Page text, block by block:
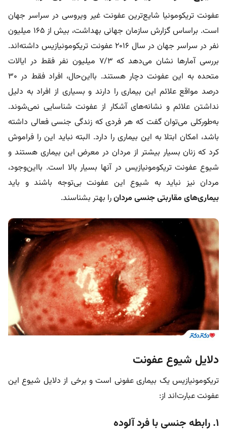
عفونت تریکومونیا شایع‌ترین عفونت غیر ویروسی در سراسر جهان
است. براساس گزارش سازمان جهانی بهداشت، بیش از ۱۶۵ میلیون
نفر در سراسر جهان در سال ۲۰۱۶ عفونت تریکومونیازیس داشته‌اند.
بررسی آمارها نشان می‌دهد که ۷/۳ میلیون نفر فقط در ایالات
متحده به این عفونت دچار هستند. بااین‌حال، افراد فقط در ۳۰
درصد مواقع علائم این بیماری را دارند و بسیاری از افراد به دلیل
نداشتن علائم و نشانه‌های آشکار از عفونت شناسایی نمی‌شوند.
به‌طورکلی می‌توان گفت که هر فردی که زندگی جنسی فعالی داشته
باشد، امکان ابتلا به این بیماری را دارد. البته نباید این را فراموش
کرد که زنان بسیار بیشتر از مردان در معرض این بیماری هستند و
شیوع عفونت تریکومونیازیس در آنها بسیار بالا است. بااین‌وجود،
مردان نیز نباید به شیوع این عفونت بی‌توجه باشند و باید
بیماری‌های مقاربتی جنسی مردانرا بهتر بشناسند.
دلایل شیوع عفونت
تریکومونیازیس یک بیماری عفونی است و برخی از دلایل شیوع این
عفونت عبارت‌اند از:
1. رابطه جنسی با فرد آلوده